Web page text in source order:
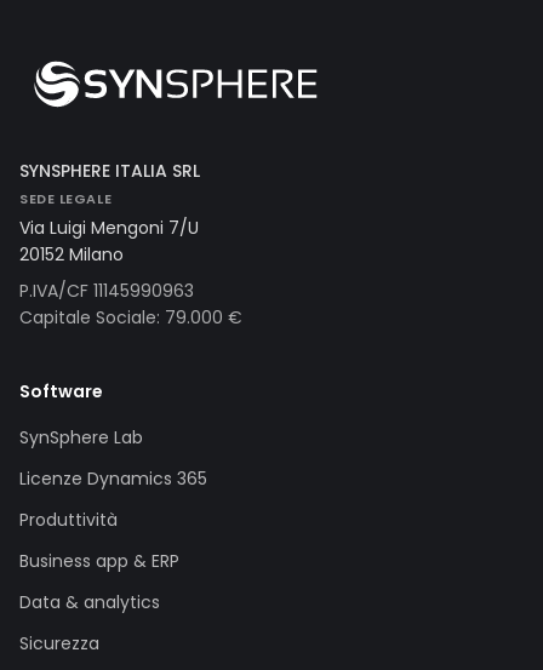
SYNSPHERE ITALIA SRL
SEDE LEGALE
Via Luigi Mengoni 7/U
20152 Milano
P.IVA/CF 11145990963
Capitale Sociale: 79.000 €
Software
SynSphere Lab
Licenze Dynamics 365
Produttività
Business app & ERP
Data & analytics
Sicurezza